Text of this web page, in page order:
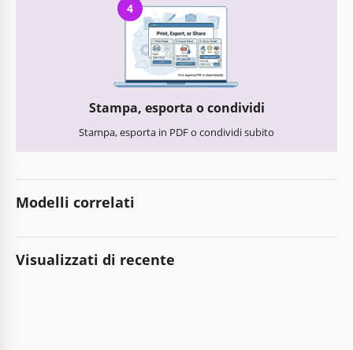
4
Stampa, esporta o condividi
Stampa, esporta in PDF o condividi subito
Modelli correlati
Visualizzati di recente